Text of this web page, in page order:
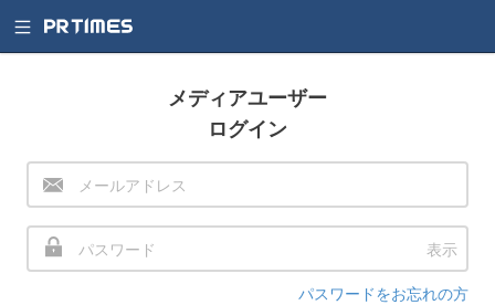
メディアユーザー
ログイン
表示
パスワードをお忘れの方